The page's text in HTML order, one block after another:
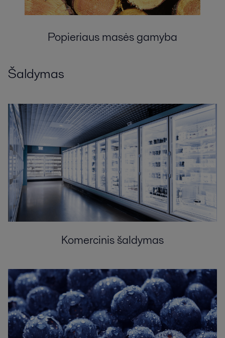
Popieriaus masės gamyba
Šaldymas
Komercinis šaldymas